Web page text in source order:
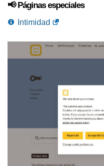
📢 Páginas especiales
Intimidad